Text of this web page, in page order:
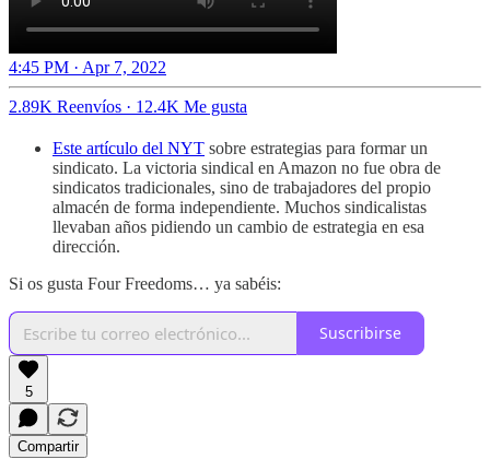
4:45 PM · Apr 7, 2022
2.89K Reenvíos · 12.4K Me gusta
Este artículo del NYT sobre estrategias para formar un
sindicato. La victoria sindical en Amazon no fue obra de
sindicatos tradicionales, sino de trabajadores del propio
almacén de forma independiente. Muchos sindicalistas
llevaban años pidiendo un cambio de estrategia en esa
dirección.
Si os gusta Four Freedoms… ya sabéis:
Suscribirse
5
Compartir